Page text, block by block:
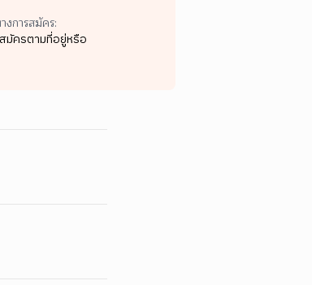
งการสมัคร:
มัครตามที่อยู่หรือ